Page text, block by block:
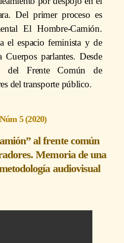
Del primer proceso es
El Hombre-Camión.
el espacio feminista y de
Cuerpos parlantes. Desde
del Frente Común de
del transporte público.
5 (2020)
al frente común
Memoria de una
audiovisual